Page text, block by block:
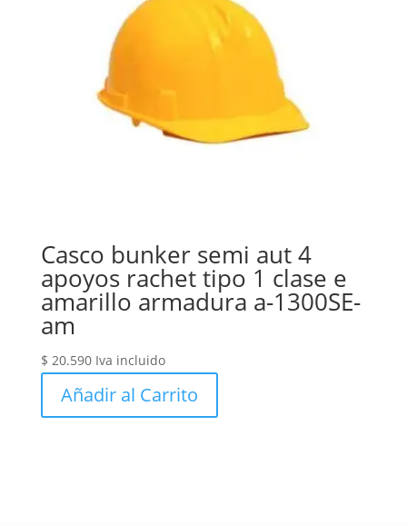
Casco bunker semi aut 4
apoyos rachet tipo 1 clase e
amarillo armadura a-1300SE-
am
$ 20.590 Iva incluido
Añadir al Carrito